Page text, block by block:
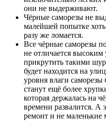
они не выдерживают.
Чёрные саморезы не
малейшей попытке
разу же ломается.
Все чёрные саморезы
не отличается
прикрутить такими
будет находится на
уровня влаги
станут ещё более
которая держалась на
времени развалится. А
ремонт и не маленькие